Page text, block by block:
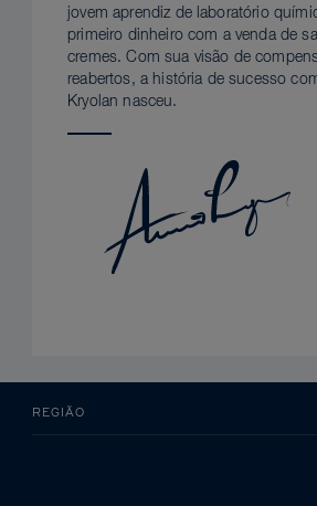
jovem aprendiz de laboratório
primeiro dinheiro com a venda de
cremes. Com sua visão de
reabertos, a história de sucesso
Kryolan nasceu.
REGIÃO